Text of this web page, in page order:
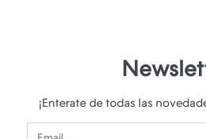
¡Enterate de todas las
Email